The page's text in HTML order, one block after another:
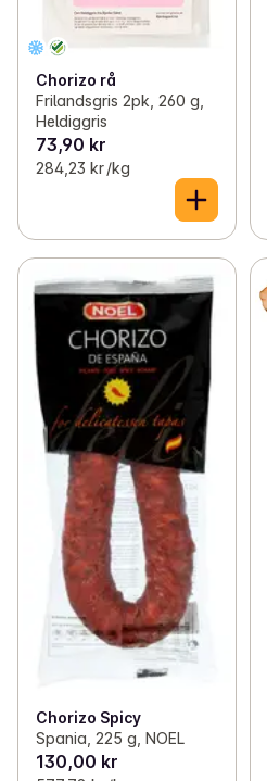
Chorizo rå
Frilandsgris 2pk, 260 g,
Heldiggris
73,90 kr
284,23 kr /kg
Chorizo Spicy
Spania, 225 g, NOEL
130,00 kr